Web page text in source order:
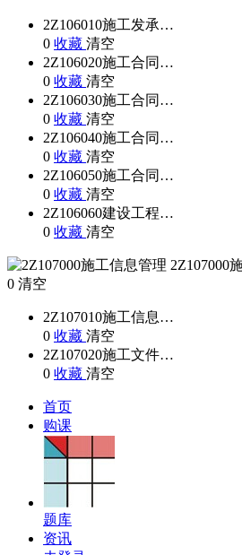
2Z106010施工发承…
0 收藏 清空
2Z106020施工合同…
0 收藏 清空
2Z106030施工合同…
0 收藏 清空
2Z106040施工合同…
0 收藏 清空
2Z106050施工合同…
0 收藏 清空
2Z106060建设工程…
0 收藏 清空
2Z107000
0 清空
2Z107010施工信息…
0 收藏 清空
2Z107020施工文件…
0 收藏 清空
首页
购课
题库
资讯